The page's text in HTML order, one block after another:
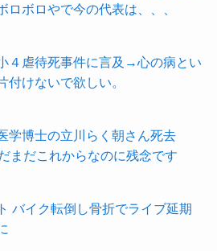
ロボロやで今の代表は、、、
虐待死事件に言及→心の病とい
付けないで欲しい。
学博士の立川らく朝さん死去
まだこれからなのに残念です
バイク転倒し骨折でライブ延期